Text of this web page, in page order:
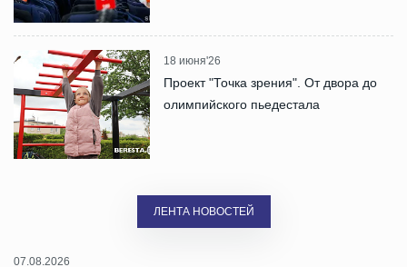
18 июня'26
Проект "Точка зрения". От двора до
олимпийского пьедестала
ЛЕНТА НОВОСТЕЙ
07.08.2026